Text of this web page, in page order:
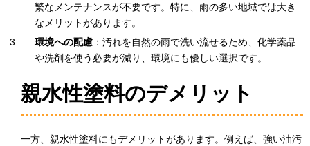
繁なメンテナンスが不要です。特に、雨の多い地域では大き
なメリットがあります。
環境への配慮 ：汚れを自然の雨で洗い流せるため、化学薬品
や洗剤を使う必要が減り、環境にも優しい選択です。
親水性塗料のデメリット
一方、親水性塗料にもデメリットがあります。例えば、強い油汚